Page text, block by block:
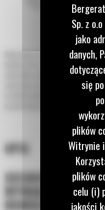
Wyciszające obudowy montowane
tłumiki poziomu nadkrytycznego. Mają
zbiorników paliwa zintegrowanych w
zbiorników paliwa zintegrowanych w
warunki atmosferyczne i zapewniającą
OPIS
DOSKONAŁY
WYMAGAJĄCYCH
KONSERWACJI
Sp. z
jako
danych,
się
plików
Witrynie
plików
celu (i)
jakości